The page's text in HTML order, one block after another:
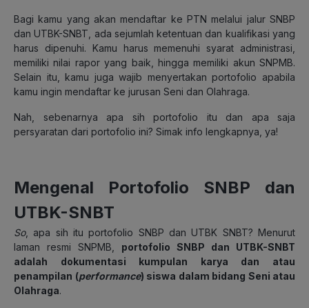
Bagi kamu yang akan mendaftar ke PTN melalui jalur SNBP
dan UTBK-SNBT, ada sejumlah ketentuan dan kualifikasi yang
harus dipenuhi. Kamu harus memenuhi syarat administrasi,
memiliki nilai rapor yang baik, hingga memiliki akun SNPMB.
Selain itu, kamu juga wajib menyertakan portofolio apabila
kamu ingin mendaftar ke jurusan Seni dan Olahraga.
Nah, sebenarnya apa sih portofolio itu dan apa saja
persyaratan dari portofolio ini? Simak info lengkapnya, ya!
Mengenal Portofolio SNBP dan
UTBK-SNBT
So, apa sih itu portofolio SNBP dan UTBK SNBT? Menurut
laman resmi SNPMB, portofolio SNBP dan UTBK-SNBT
adalah dokumentasi kumpulan karya dan atau
penampilan (performance) siswa dalam bidang Seni atau
Olahraga.